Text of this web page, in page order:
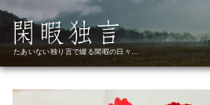
コ
ン
たあいない独り言で綴る閑暇の日々…